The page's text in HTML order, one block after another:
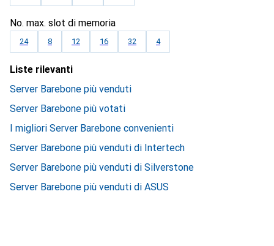
No. max. slot di memoria
24 8 12 16 32 4
Liste rilevanti
Server Barebone più venduti
Server Barebone più votati
I migliori Server Barebone convenienti
Server Barebone più venduti di Intertech
Server Barebone più venduti di Silverstone
Server Barebone più venduti di ASUS